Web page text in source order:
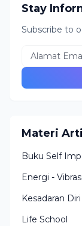
Stay
Subscribe to
Materi
Buku Self
Energi -
Kesadaran Diri
Life School